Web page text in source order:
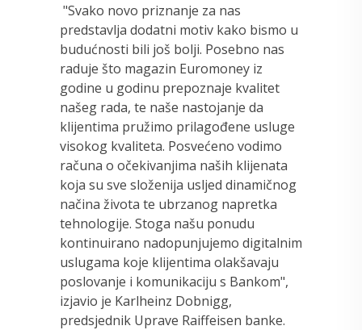
"Svako novo priznanje za nas
predstavlja dodatni motiv kako bismo u
budućnosti bili još bolji. Posebno nas
raduje što magazin Euromoney iz
godine u godinu prepoznaje kvalitet
našeg rada, te naše nastojanje da
klijentima pružimo prilagođene usluge
visokog kvaliteta. Posvećeno vodimo
računa o očekivanjima naših klijenata
koja su sve složenija usljed dinamičnog
načina života te ubrzanog napretka
tehnologije. Stoga našu ponudu
kontinuirano nadopunjujemo digitalnim
uslugama koje klijentima olakšavaju
poslovanje i komunikaciju s Bankom",
izjavio je Karlheinz Dobnigg,
predsjednik Uprave Raiffeisen banke.